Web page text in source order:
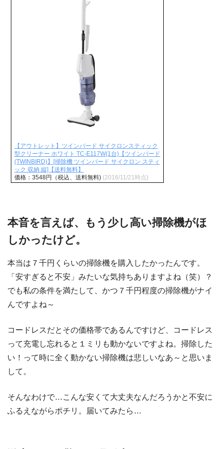
【アウトレット】ツインバード サイクロンスティック
型クリーナー ホワイト TC-E117W(1台)【ツインバード
(TWINBIRD)】[掃除機 ツインバード サイクロン スティ
ック 収納 縦]【送料無料】
価格：3548円（税込、送料無料) (2016/11/21時点)
本音を言えば、もう少し高い掃除機がほ
しかったけど。
本当は７千円くらいの掃除機を購入したかったんです。
「安すぎると不安」みたいな気持ちありますよね（笑）？
でも私の条件を満たして、かつ７千円程度の掃除機がナイ
んですよね～
コードレスだとその価格帯であるんですけど、コードレス
って充電し忘れると１ミリも動かないですよね。掃除した
い！って時に全く動かない掃除機は悲しいなあ～と思いま
して。
そんなわけで…こんな安くて大丈夫なんだろうかと不安に
ふるえながらポチリ。届いてみたら…